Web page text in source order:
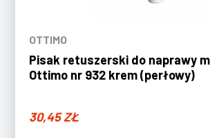
OTTIMO
Pisak retuszerski do naprawy
Ottimo nr 932 krem (perłowy)
30,45ZŁ